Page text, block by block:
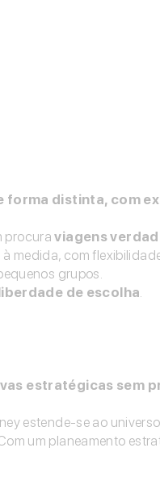
forma distinta, com
procuraviagens
medida, com
grupos.
de escolha.
estratégicas sem
estende-se ao
um planeamento